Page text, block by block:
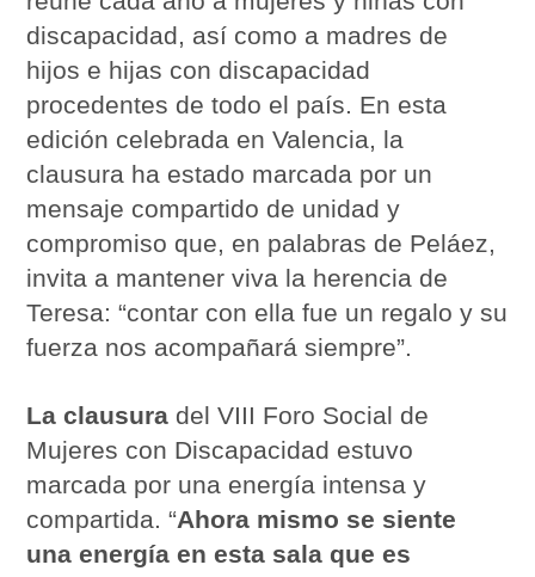
discapacidad, así como a madres de
hijos e hijas con discapacidad
procedentes de todo el país. En esta
edición celebrada en Valencia, la
clausura ha estado marcada por un
mensaje compartido de unidad y
compromiso que, en palabras de Peláez,
invita a mantener viva la herencia de
Teresa: “contar con ella fue un regalo y su
fuerza nos acompañará siempre”.
La clausura del VIII Foro Social de
Mujeres con Discapacidad estuvo
marcada por una energía intensa y
compartida. “Ahora mismo se siente
una energía en esta sala que es